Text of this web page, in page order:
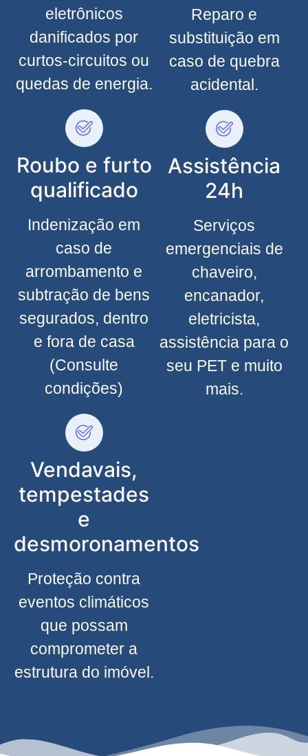
eletrônicos
danificados por
curtos-circuitos ou
quedas de energia.
Roubo e furto
qualificado
Indenização em
caso de
arrombamento e
subtração de bens
segurados, dentro
e fora de casa
(Consulte
condições)
Vendavais,
tempestades
e
desmoronamentos
Proteção contra
eventos climáticos
que possam
comprometer a
estrutura do imóvel.
Reparo e
substituição em
caso de quebra
acidental.
Assistência
24h
Serviços
emergenciais de
chaveiro,
encanador,
eletricista,
assistência para o
seu PET e muito
mais.